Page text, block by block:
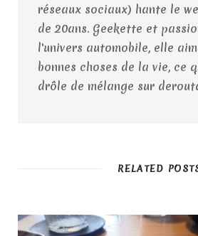
réseaux sociaux) hante le
de 20ans. Geekette et
l'univers automobile, elle
bonnes choses de la vie, ce
drôle de mélange sur
RELATED